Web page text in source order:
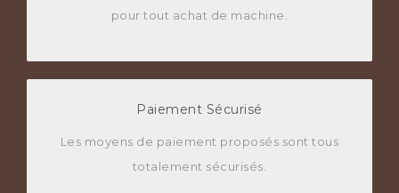
pour tout achat de machine.
Paiement Sécurisé
Les moyens de paiement proposés sont tous
totalement sécurisés.